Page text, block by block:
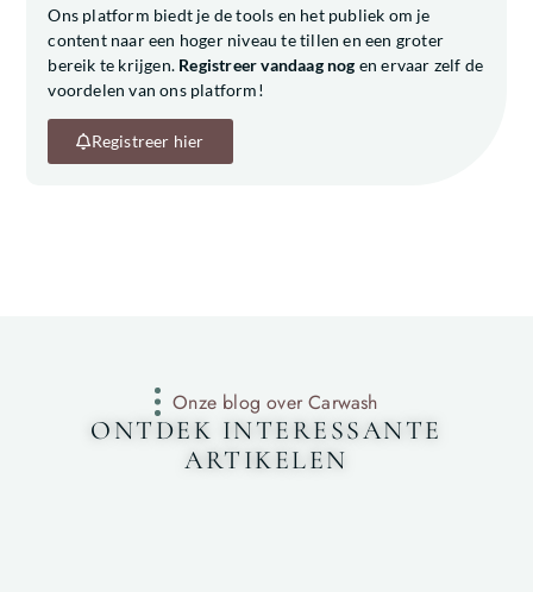
Ons platform biedt je de tools en het publiek om je
content naar een hoger niveau te tillen en een groter
bereik te krijgen. Registreer vandaag nog en ervaar zelf de
voordelen van ons platform!
Registreer hier
Onze blog over Carwash
ONTDEK INTERESSANTE
ARTIKELEN